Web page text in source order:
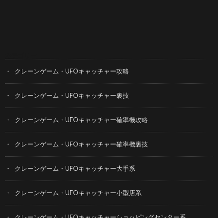
クレーンゲーム・UFOキャッチャー攻略
クレーンゲーム・UFOキャッチャー裏技
クレーンゲーム・UFOキャッチャー確率機攻略
クレーンゲーム・UFOキャッチャー確率機裏技
クレーンゲーム・UFOキャッチャー大手系
クレーンゲーム・UFOキャッチャー小型店系